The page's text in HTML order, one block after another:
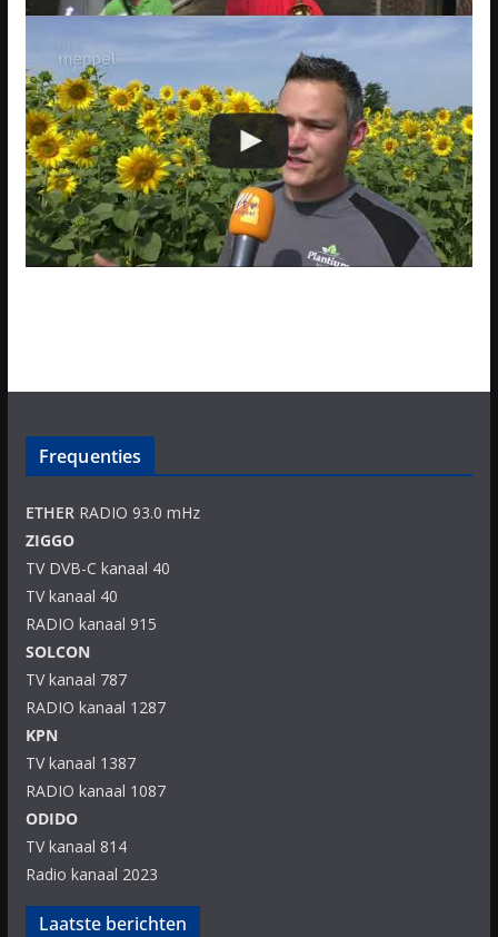
Frequenties
ETHERRADIO 93.0 mHz
ZIGGO
TV DVB-C kanaal 40
TV kanaal 40
RADIO kanaal 915
SOLCON
TV kanaal 787
RADIO kanaal 1287
KPN
TV kanaal 1387
RADIO kanaal 1087
ODIDO
TV kanaal 814
Radio kanaal 2023
Laatste berichten